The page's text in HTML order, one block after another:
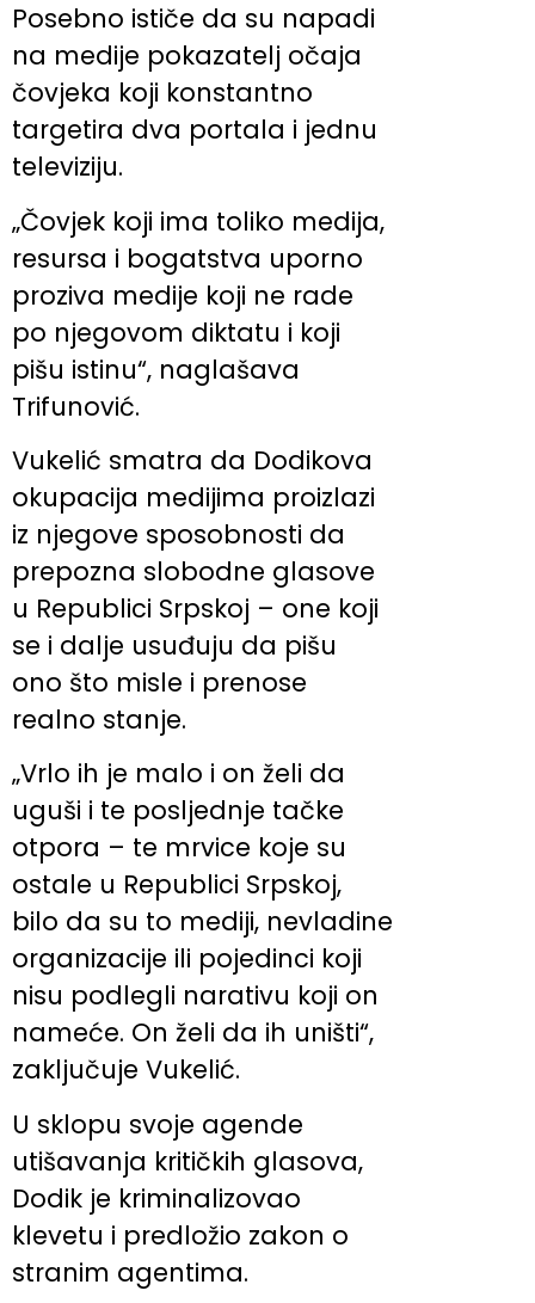
Posebno ističe da su napadi
na medije pokazatelj očaja
čovjeka koji konstantno
targetira dva portala i jednu
televiziju.
„Čovjek koji ima toliko medija,
resursa i bogatstva uporno
proziva medije koji ne rade
po njegovom diktatu i koji
pišu istinu“, naglašava
Trifunović.
Vukelić smatra da Dodikova
okupacija medijima proizlazi
iz njegove sposobnosti da
prepozna slobodne glasove
u Republici Srpskoj – one koji
se i dalje usuđuju da pišu
ono što misle i prenose
realno stanje.
„Vrlo ih je malo i on želi da
uguši i te posljednje tačke
otpora – te mrvice koje su
ostale u Republici Srpskoj,
bilo da su to mediji, nevladine
organizacije ili pojedinci koji
nisu podlegli narativu koji on
nameće. On želi da ih uništi“,
zaključuje Vukelić.
U sklopu svoje agende
utišavanja kritičkih glasova,
Dodik je kriminalizovao
klevetu i predložio zakon o
stranim agentima.